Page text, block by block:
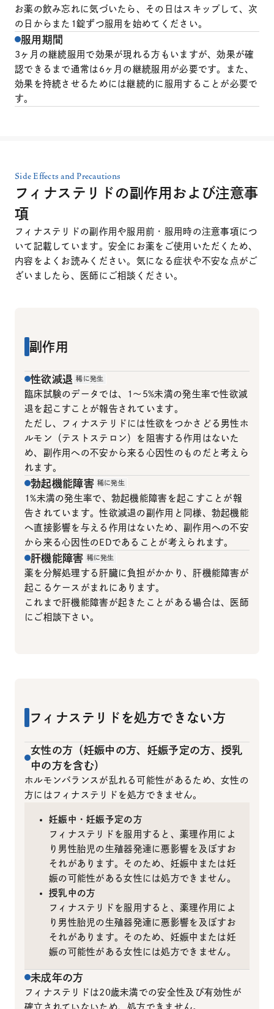
お薬の飲み忘れに気づいたら、その日はスキップして、次
の日からまた1錠ずつ服用を始めてください。
服用期間
3ヶ月の継続服用で効果が現れる方もいますが、効果が確
認できるまで通常は6ヶ月の継続服用が必要です。また、
効果を持続させるためには継続的に服用することが必要で
す。
Side Effects and Precautions
フィナステリドの副作用および注意事
項
フィナステリドの副作用や服用前・服用時の注意事項につ
いて記載しています。安全にお薬をご使用いただくため、
内容をよくお読みください。気になる症状や不安な点がご
ざいましたら、医師にご相談ください。
副作用
性欲減退 稀に発生
臨床試験のデータでは、1～5%未満の発生率で性欲減
退を起こすことが報告されています。
ただし、フィナステリドには性欲をつかさどる男性ホ
ルモン（テストステロン）を阻害する作用はないた
め、副作用への不安から来る心因性のものだと考えら
れます。
勃起機能障害 稀に発生
1%未満の発生率で、勃起機能障害を起こすことが報
告されています。性欲減退の副作用と同様、勃起機能
へ直接影響を与える作用はないため、副作用への不安
から来る心因性のEDであることが考えられます。
肝機能障害 稀に発生
薬を分解処理する肝臓に負担がかかり、肝機能障害が
起こるケースがまれにあります。
これまで肝機能障害が起きたことがある場合は、医師
にご相談下さい。
フィナステリドを処方できない方
女性の方（妊娠中の方、妊娠予定の方、授乳
中の方を含む）
ホルモンバランスが乱れる可能性があるため、女性の
方にはフィナステリドを処方できません。
妊娠中・妊娠予定の方
フィナステリドを服用すると、薬理作用によ
り男性胎児の生殖器発達に悪影響を及ぼすお
それがあります。そのため、妊娠中または妊
娠の可能性がある女性には処方できません。
授乳中の方
フィナステリドを服用すると、薬理作用によ
り男性胎児の生殖器発達に悪影響を及ぼすお
それがあります。そのため、妊娠中または妊
娠の可能性がある女性には処方できません。
未成年の方
フィナステリドは20歳未満での安全性及び有効性が
確立されていないため、処方できません。